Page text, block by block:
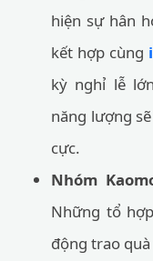
hiện sự hân
kết hợp cùng
kỳ nghỉ lễ
năng lượng
cực.
Nhóm
Những tổ
động trao